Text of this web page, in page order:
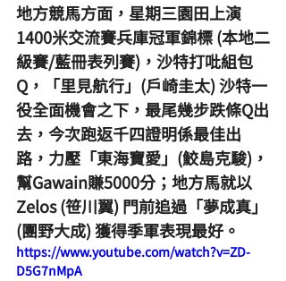
地方競馬方面，星期三園田上演
1400米交流賽兵庫冠軍錦標 (本地二
級賽/藍冊表列賽)，沙特打吡組包
Q，「里見航行」(戶崎圭太) 沙特一
役全面機會之下，最尾幾步跌條Q出
去，今次跑返千四證明係最佳出
路，力壓「東海寶愛」(鮫島克駿)，
幫Gawain賺5000分；地方馬就以
Zelos (笹川翼) 門前追過「夢成真」
(團野大成) 獲得季軍表現最好。
https://www.youtube.com/watch?v=ZD-
D5G7nMpA